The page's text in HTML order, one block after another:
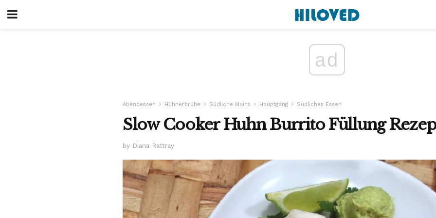
ad
Abendessen Hühnerbrühe Südliche Mains Hauptgang Südliches Essen
Slow Cooker Huhn Burrito Füllung
by Diana Rattray